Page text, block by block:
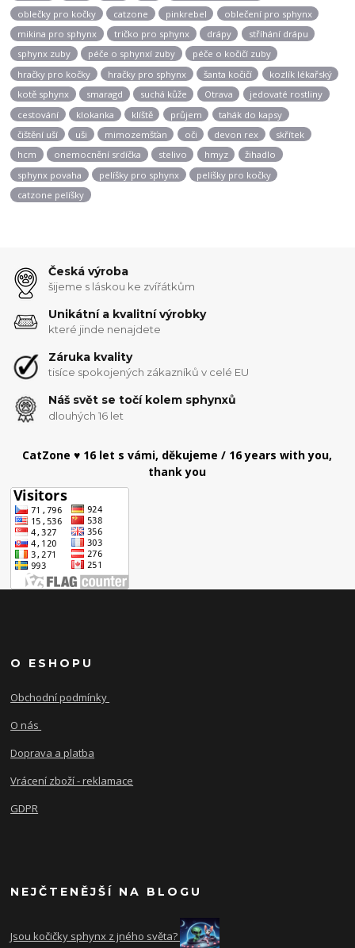
oblečky pro kočky
catzone pinkrebel
oblečení pro sphynx
mikina pro sphynx
tričko pro sphynx drápy
stříhání drápu
sphynx zuby
péče o sphynxí zuby
péče o kočičí zuby
hračky pro kočky
hračky pro sphynx šanta kočičí
kozlík lékařský
kotě sphynx
smaragd suchá kůže Otrava
jedovaté rostliny
cestování
klokanka klíště průjem
tahák do kapsy
čištění uší
uši mimozemšťan oči devon rex
skřítek
hcm
onemocnění srdíčka stelivo hmyz
žihadlo
sphynx povaha
pelíšky pro sphynx
pelíšky pro kočky
catzone pelíšky
Česká výroba
šijeme s láskou ke zvířátkům
Unikátní a kvalitní výrobky
které jinde nenajdete
Záruka kvality
tisíce spokojených zákazníků v celé EU
Náš svět se točí kolem sphynxů
dlouhých 16 let
CatZone ♥ 16 let s vámi, děkujeme / 16 years with you,
thank you
O ESHOPU
Obchodní podmínky
O nás
Doprava a platba
Vrácení zboží - reklamace
GDPR
NEJČTENĚJŠÍ NA BLOGU
Jsou kočičky sphynx z jného světa?